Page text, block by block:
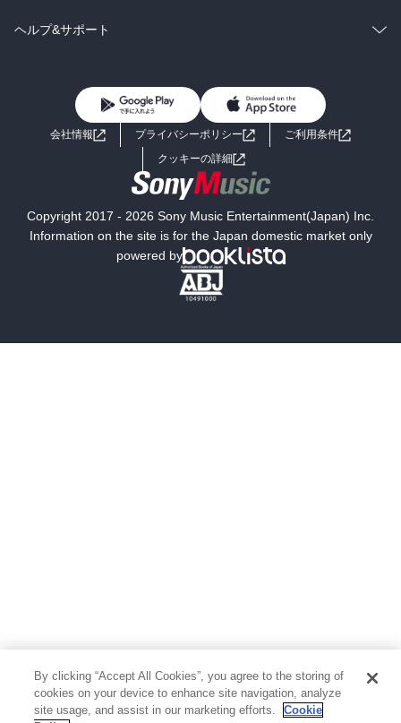
BL・TL
雑誌・グラビア
ラノベ
コミック
ライトノベル 男子向けラノベ
小説
海外小説
ミステリー SF
文学
芸術・アート 映画・音楽・演劇
写真集 教養
ヘルプ&サポート
よくあるご質問 お問い合わせ
会社情報 プライバシーポリシー
ご利用条件
クッキーの詳細
Copyright 2017 - 2026 Sony Music Entertainment(Japan) Inc.
Information on the site is for the Japan domestic market only
powered by
By clicking “Accept All Cookies”, you agree to the storing of
cookies on your device to enhance site navigation, analyze
site usage, and assist in our marketing efforts.
Cookie